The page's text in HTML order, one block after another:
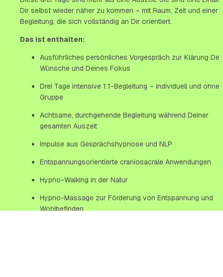
Dir selbst wieder näher zu kommen – mit Raum, Zeit und einer
Begleitung, die sich vollständig an Dir orientiert.
Das ist enthalten:
Ausführliches persönliches Vorgespräch zur Klärung
Wünsche und Deines Fokus
Drei Tage intensive 1:1-Begleitung – individuell und ohne
Gruppe
Achtsame, durchgehende Begleitung während Deiner
gesamten Auszeit
Impulse aus Gesprächshypnose und NLP
Entspannungsorientierte craniosacrale Anwendungen
Hypno-Walking in der Natur
Hypno-Massage zur Förderung von Entspannung und
Wohlbefinden